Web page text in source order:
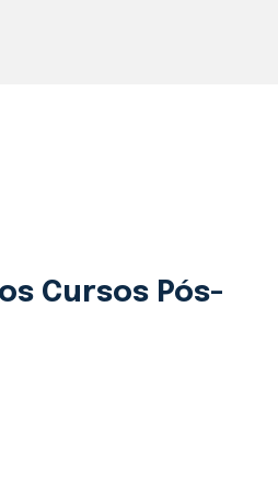
Cursos Pós-